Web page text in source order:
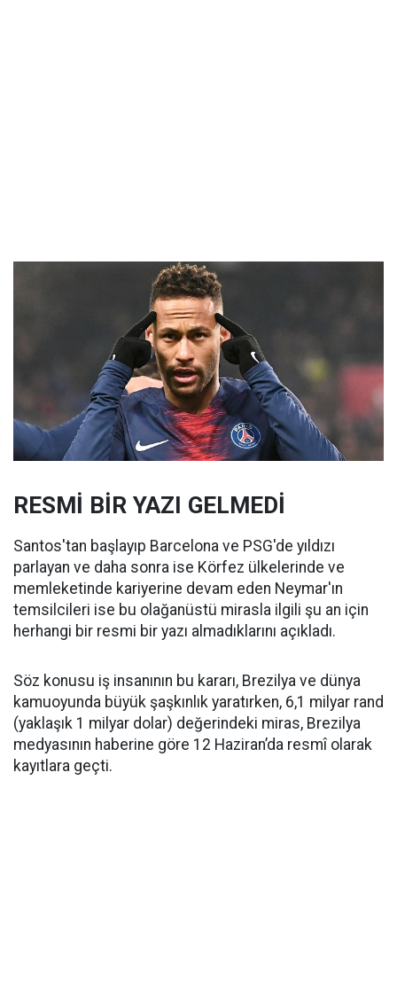
RESMİ BİR YAZI GELMEDİ
Santos'tan başlayıp Barcelona ve PSG'de yıldızı
parlayan ve daha sonra ise Körfez ülkelerinde ve
memleketinde kariyerine devam eden Neymar'ın
temsilcileri ise bu olağanüstü mirasla ilgili şu an için
herhangi bir resmi bir yazı almadıklarını açıkladı.
Söz konusu iş insanının bu kararı, Brezilya ve dünya
kamuoyunda büyük şaşkınlık yaratırken, 6,1 milyar rand
(yaklaşık 1 milyar dolar) değerindeki miras, Brezilya
medyasının haberine göre 12 Haziran’da resmî olarak
kayıtlara geçti.